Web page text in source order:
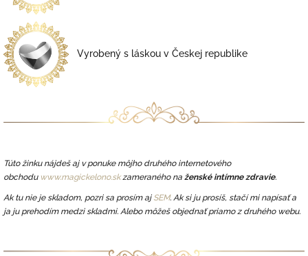
Vyrobený s láskou v Českej republike
Túto žinku nájdeš aj v ponuke môjho druhého internetového
obchodu www.magickelono.skzameraného na ženské intímne zdravie.
Ak tu nie je skladom, pozri sa prosím aj SEM. Ak si ju prosíš, stačí mi napísať a
ja ju prehodím medzi skladmi. Alebo môžeš objednať priamo z druhého webu.